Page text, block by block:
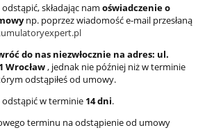
składając nam oświadczenie o
np. poprzez wiadomość e-mail przesłaną
do nas niezwłocznie na adres: ul.
Wrocław , jednak nie później niż w terminie
odstąpiłeś od umowy.
w terminie 14 dni.
terminu na odstąpienie od umowy